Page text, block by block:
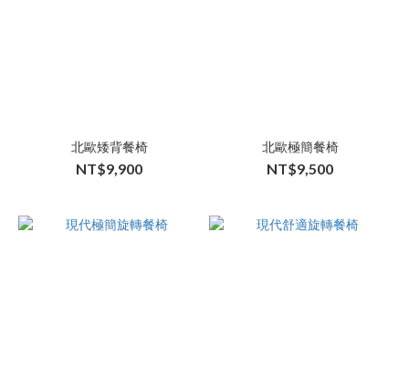
北歐矮背餐椅
NT$9,900
北歐極簡餐椅
NT$9,500